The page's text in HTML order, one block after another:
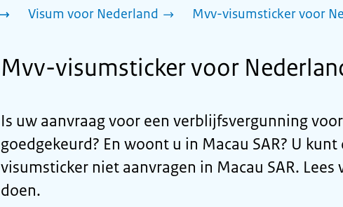
Visum voor Nederland Mvv-visumsticker voor
Mvv-visumsticker voor
Is uw aanvraag voor een verblijfsvergunning
goedgekeurd? En woont u in Macau SAR? U
visumsticker niet aanvragen in Macau SAR. Lees
doen.